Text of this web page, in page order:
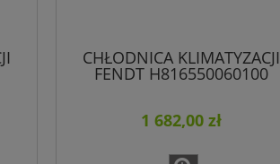
CHŁODNICA KLIMATYZACJI
FENDT H816550060100
1 682,00 zł